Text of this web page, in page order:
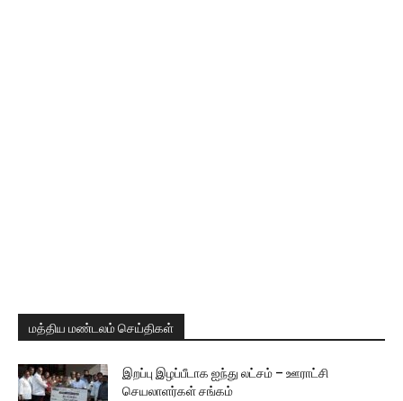
மத்திய மண்டலம் செய்திகள்
இறப்பு இழப்பீடாக ஐந்து லட்சம் – ஊராட்சி
செயலாளர்கள் சங்கம்